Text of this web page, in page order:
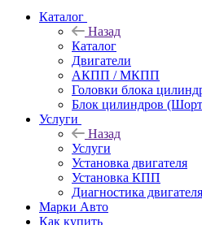
Каталог
Назад
Каталог
Двигатели
АКПП / МКПП
Головки блока
Блок цилиндров
Услуги
Назад
Услуги
Установка двигателя
Установка КПП
Диагностика двигателя
Марки Авто
Как купить